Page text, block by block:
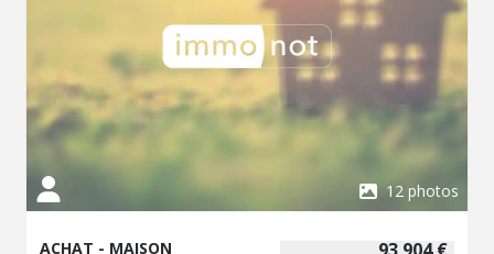
12 photos
ACHAT - MAISON